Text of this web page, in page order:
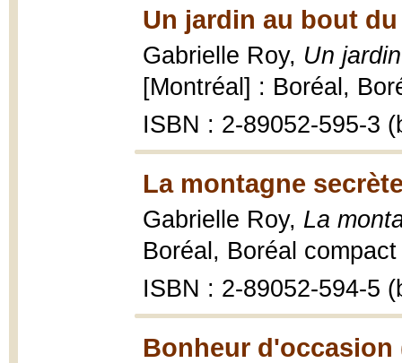
Un jardin au bout
Gabrielle Roy, Un
[Montréal] : Boréal,
ISBN : 2-89052-595-3
La montagne
Gabrielle Roy, La
Boréal, Boréal
ISBN : 2-89052-594-5
Bonheur d'occasion